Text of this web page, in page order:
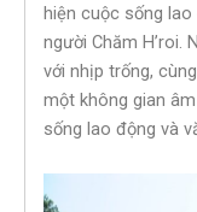
hiện cuộc sống
người Chăm H’roi.
với nhịp trống,
một không gian
sống lao động và